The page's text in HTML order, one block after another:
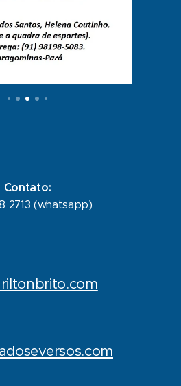
Contato:
2713 (whatsapp)